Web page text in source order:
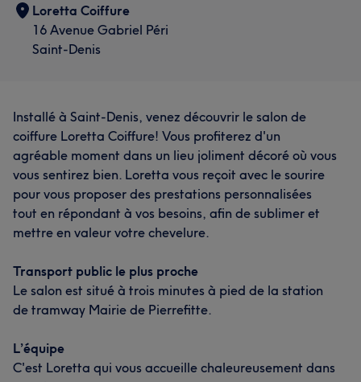
Loretta Coiffure
16 Avenue Gabriel Péri
Saint-Denis
Installé à Saint-Denis, venez découvrir le salon de
coiffure Loretta Coiffure! Vous profiterez d'un
agréable moment dans un lieu joliment décoré où vous
vous sentirez bien. Loretta vous reçoit avec le sourire
pour vous proposer des prestations personnalisées
tout en répondant à vos besoins, afin de sublimer et
mettre en valeur votre chevelure.
Transport public le plus proche
Le salon est situé à trois minutes à pied de la station
de tramway Mairie de Pierrefitte.
L’équipe
C'est Loretta qui vous accueille chaleureusement dans